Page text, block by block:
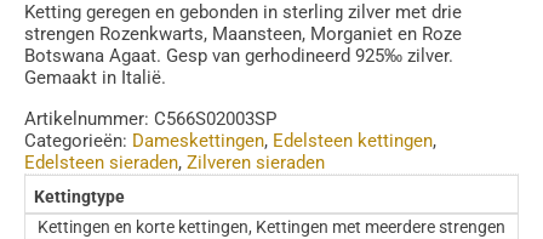
Ketting geregen en gebonden in sterling zilver met drie
strengen Rozenkwarts, Maansteen, Morganiet en Roze
Botswana Agaat. Gesp van gerhodineerd 925‰ zilver.
Gemaakt in Italië.
Artikelnummer: C566S02003SP
Categorieën: Dameskettingen, Edelsteen kettingen,
Edelsteen sieraden, Zilveren sieraden
Kettingtype
Kettingen en korte kettingen, Kettingen met meerdere strengen